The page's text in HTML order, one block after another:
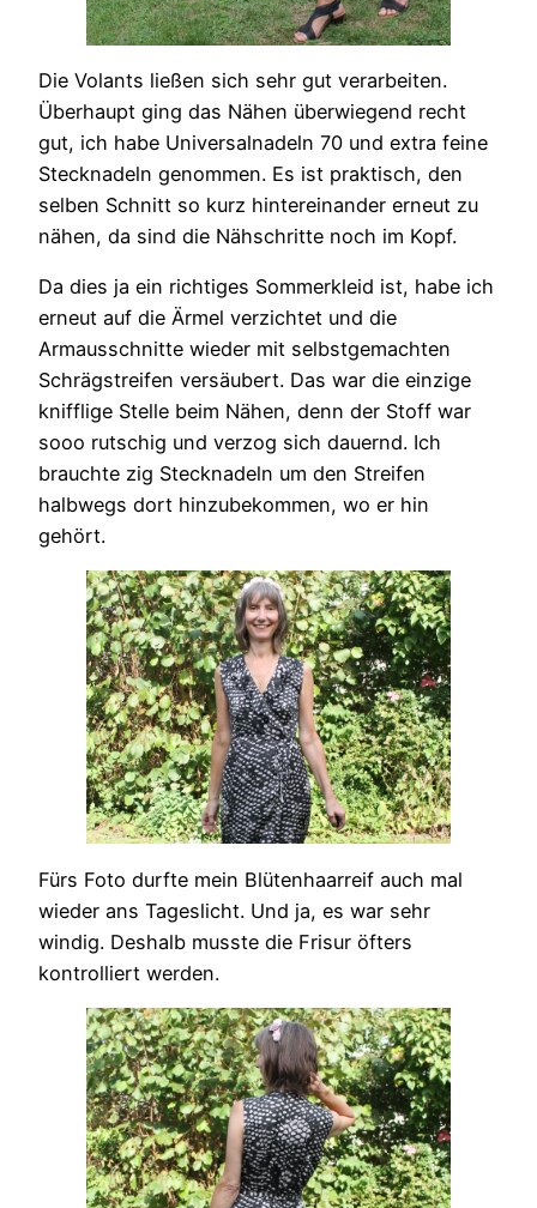
Die Volants ließen sich sehr gut verarbeiten.
Überhaupt ging das Nähen überwiegend recht
gut, ich habe Universalnadeln 70 und extra feine
Stecknadeln genommen. Es ist praktisch, den
selben Schnitt so kurz hintereinander erneut zu
nähen, da sind die Nähschritte noch im Kopf.
Da dies ja ein richtiges Sommerkleid ist, habe ich
erneut auf die Ärmel verzichtet und die
Armausschnitte wieder mit selbstgemachten
Schrägstreifen versäubert. Das war die einzige
knifflige Stelle beim Nähen, denn der Stoff war
sooo rutschig und verzog sich dauernd. Ich
brauchte zig Stecknadeln um den Streifen
halbwegs dort hinzubekommen, wo er hin
gehört.
Fürs Foto durfte mein Blütenhaarreif auch mal
wieder ans Tageslicht. Und ja, es war sehr
windig. Deshalb musste die Frisur öfters
kontrolliert werden.